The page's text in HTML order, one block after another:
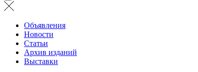
Объявления
Новости
Статьи
Архив изданий
Выставки